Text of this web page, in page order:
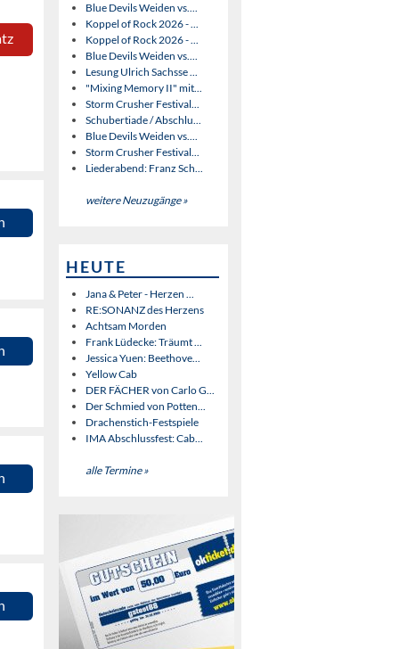
Blue Devils Weiden vs....
Koppel of Rock 2026 - ...
Koppel of Rock 2026 - ...
Blue Devils Weiden vs....
Lesung Ulrich Sachsse ...
"Mixing Memory II" mit...
Storm Crusher Festival...
Schubertiade / Abschlu...
Blue Devils Weiden vs....
Storm Crusher Festival...
Liederabend: Franz Sch...
weitere Neuzugänge »
HEUTE
Jana & Peter - Herzen ...
RE:SONANZ des Herzens
Achtsam Morden
Frank Lüdecke: Träumt ...
Jessica Yuen: Beethove...
Yellow Cab
DER FÄCHER von Carlo G...
Der Schmied von Potten...
Drachenstich-Festspiele
IMA Abschlussfest: Cab...
alle Termine »